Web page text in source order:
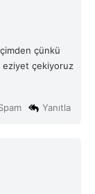
çünkü
eziyet çekiyoruz
Yanıtla